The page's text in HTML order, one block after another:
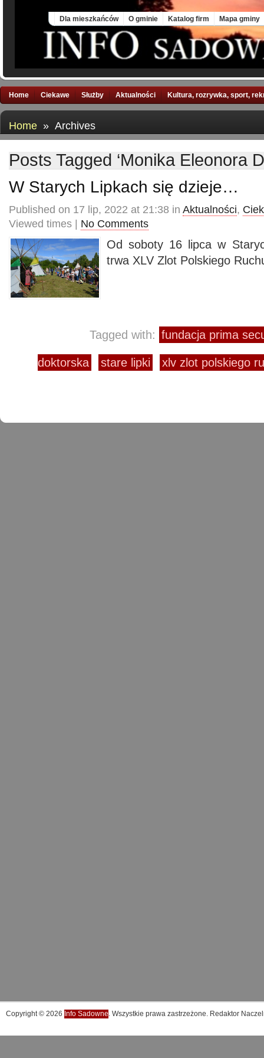
Dla mieszkańców O gminie Katalog firm Mapa gminy
Home Ciekawe Służby Aktualności Kultura, rozrywka, sport,
Home » Archives
Posts Tagged ‘Monika Eleonora
W Starych Lipkach się dzieje…
Published on 17 lip, 2022 at 21:38 in Aktualności,
Viewed times | No Comments
Od soboty 16 lipca w
trwa XLV Zlot Polskiego
Tagged with: fundacja prima
doktorska stare lipki xlv zlot polskiego
Copyright © 2026 Info Sadowne. Wszystkie prawa zastrzeżone. Redaktor